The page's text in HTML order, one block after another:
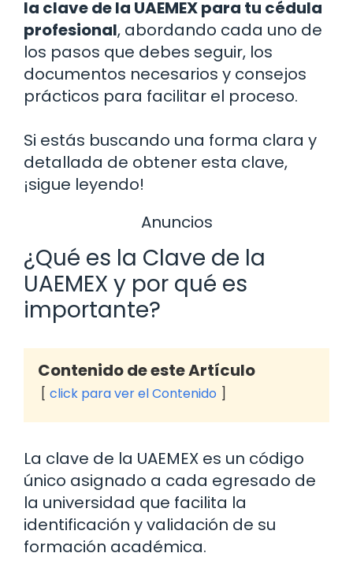
la clave de la UAEMEX para tu cédula
profesional, abordando cada uno de
los pasos que debes seguir, los
documentos necesarios y consejos
prácticos para facilitar el proceso.
Si estás buscando una forma clara y
detallada de obtener esta clave,
¡sigue leyendo!
Anuncios
¿Qué es la Clave de la
UAEMEX y por qué es
importante?
Contenido de este Artículo
click para ver el Contenido
La clave de la UAEMEX es un código
único asignado a cada egresado de
la universidad que facilita la
identificación y validación de su
formación académica.